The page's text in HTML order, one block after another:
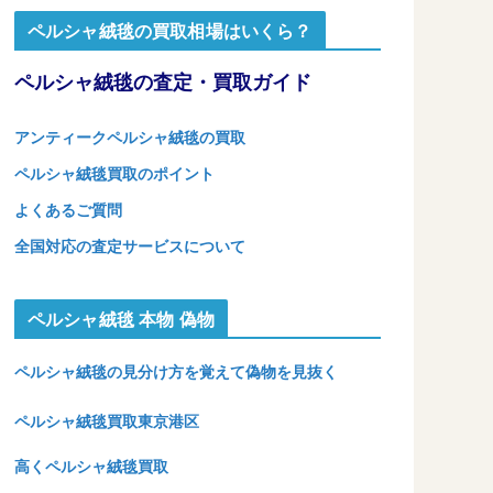
ペルシャ絨毯の買取相場はいくら？
ペルシャ絨毯の査定・買取ガイド
アンティークペルシャ絨毯の買取
ペルシャ絨毯買取のポイント
よくあるご質問
全国対応の査定サービスについて
ペルシャ絨毯 本物 偽物
ペルシャ絨毯の見分け方を覚えて偽物を見抜く
ペルシャ絨毯買取東京港区
高くペルシャ絨毯買取